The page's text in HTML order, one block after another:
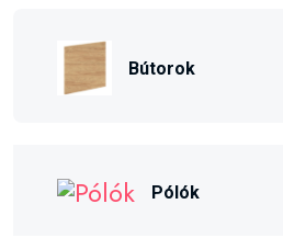
Bútorok
Pólók